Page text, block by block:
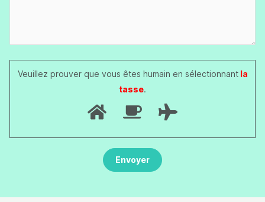
Veuillez prouver que vous êtes humain en sélectionnantla
tasse.